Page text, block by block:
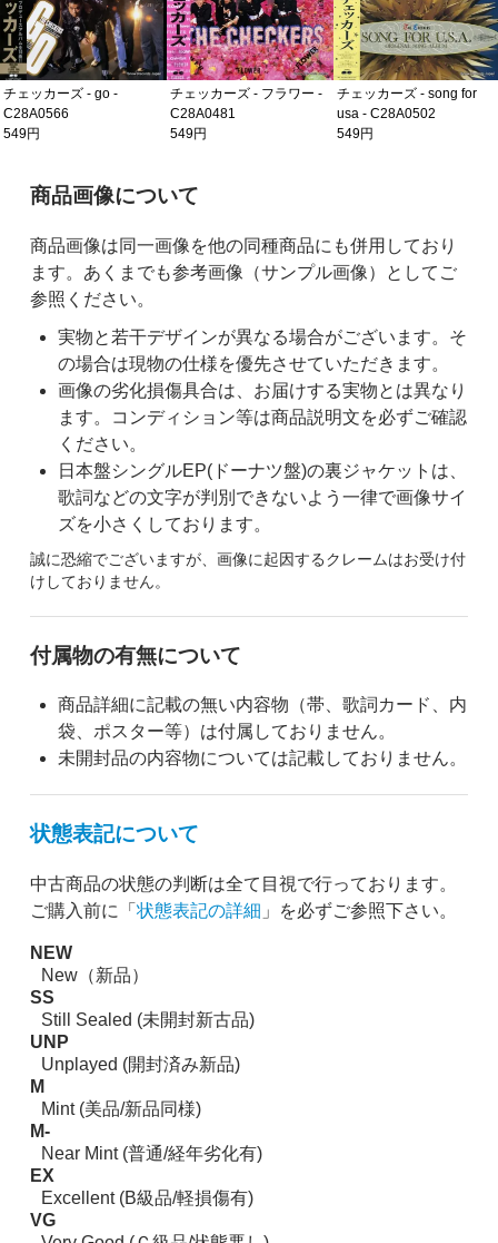
チェッカーズ - go -
C28A0566
549円
チェッカーズ - フラワー -
C28A0481
549円
チェッカーズ - song for
usa - C28A0502
549円
ご購入前の注意事項
商品画像について
商品画像は同一画像を他の同種商品にも併用しており
ます。あくまでも参考画像（サンプル画像）としてご
参照ください。
実物と若干デザインが異なる場合がございます。そ
の場合は現物の仕様を優先させていただきます。
画像の劣化損傷具合は、お届けする実物とは異なり
ます。コンディション等は商品説明文を必ずご確認
ください。
日本盤シングルEP(ドーナツ盤)の裏ジャケットは、
歌詞などの文字が判別できないよう一律で画像サイ
ズを小さくしております。
誠に恐縮でございますが、画像に起因するクレームはお受け付
けしておりません。
付属物の有無について
商品詳細に記載の無い内容物（帯、歌詞カード、内
袋、ポスター等）は付属しておりません。
未開封品の内容物については記載しておりません。
状態表記について
中古商品の状態の判断は全て目視で行っております。
ご購入前に「 状態表記の詳細 」を必ずご参照下さい。
NEW
New（新品）
SS
Still Sealed (未開封新古品)
UNP
Unplayed (開封済み新品)
M
Mint (美品/新品同様)
M-
Near Mint (普通/経年劣化有)
EX
Excellent (B級品/軽損傷有)
VG